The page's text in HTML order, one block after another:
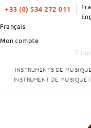
+33 (0) 534 272 011
Français
Mon compte
INSTRUMENTS DE
INSTRUMENT DE MUSIQUE